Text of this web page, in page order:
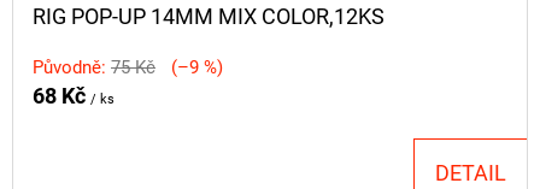
RIG POP-UP 14MM MIX COLOR,12KS
Původně: 75 Kč (–9 %)
68 Kč / ks
DETAIL